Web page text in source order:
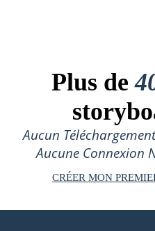
Plus de
Aucun
Aucune Connexion
CRÉER MON